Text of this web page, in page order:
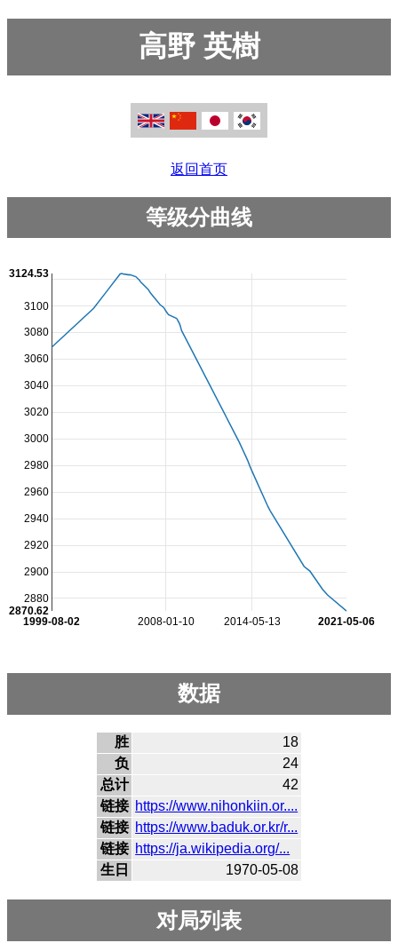
高野 英樹
返回首页
等级分曲线
2008-01-10 2014-05-13
1999-08-02 2021-05-06
2880
2900
2920
2940
2960
2980
3000
3020
3040
3060
3080
3100
2870.62
3124.53
数据
胜
18
负
24
总计
42
链接 https://www.nihonkiin.or....
链接 https://www.baduk.or.kr/r...
链接 https://ja.wikipedia.org/...
生日
1970-05-08
对局列表